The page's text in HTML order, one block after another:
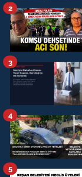
2
3
4
5